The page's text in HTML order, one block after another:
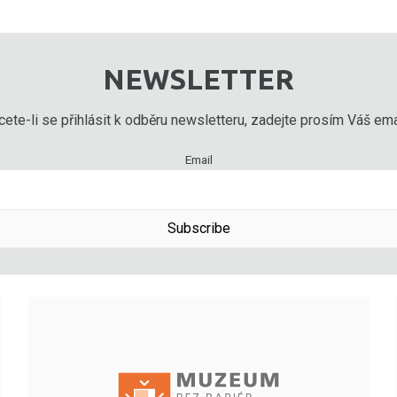
NEWSLETTER
li se přihlásit k odběru newsletteru, zadejte prosím Váš
Email
Subscribe